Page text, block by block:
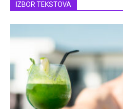
IZBOR TEKSTOVA